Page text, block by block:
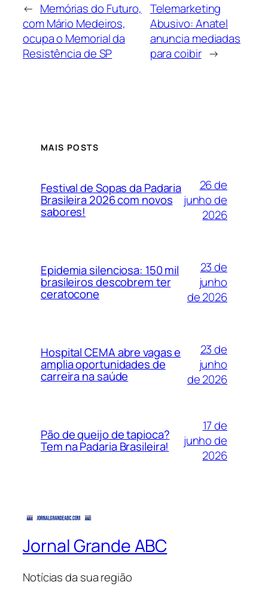
← Memórias do Futuro,
com Mário Medeiros,
ocupa o Memorial da
Resistência de SP
Telemarketing
Abusivo: Anatel
anuncia mediadas
para coibir →
MAIS POSTS
Festival de Sopas da Padaria
Brasileira 2026 com novos
sabores!
26 de
junho de
2026
Epidemia silenciosa: 150 mil
brasileiros descobrem ter
ceratocone
23 de
junho
de 2026
Hospital CEMA abre vagas e
amplia oportunidades de
carreira na saúde
23 de
junho
de 2026
Pão de queijo de tapioca?
Tem na Padaria Brasileira!
17 de
junho de
2026
Jornal Grande ABC
Notícias da sua região